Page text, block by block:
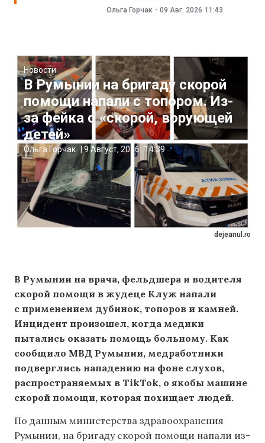
Ольга Горчак - 09 Авг. 2026 11:43
dejeanul.ro
Новости
В Румынии на бригаду скорой
помощи напали с топором. Из-
за фейка о «скорой, ворующей
детей»
Ольга Горчак | 9 Август, 2026 14:39
В Румынии на врача, фельдшера и водителя
скорой помощи в жудеце Клуж напали
с применением дубинок, топоров и камней.
Инцидент произошел, когда медики
пытались оказать помощь больному. Как
сообщило МВД Румынии, медработники
подверглись нападению на фоне слухов,
распространяемых в TikTok, о якобы машине
скорой помощи, которая похищает людей.
По данным министерства здравоохранения
Румынии, на бригаду скорой помощи напали из-